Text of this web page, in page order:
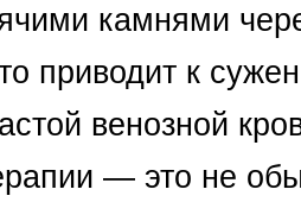
камнями
приводит к
венозной
— это не